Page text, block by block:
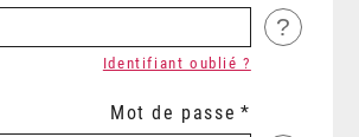
?
Identifiant oublié ?
Mot de passe